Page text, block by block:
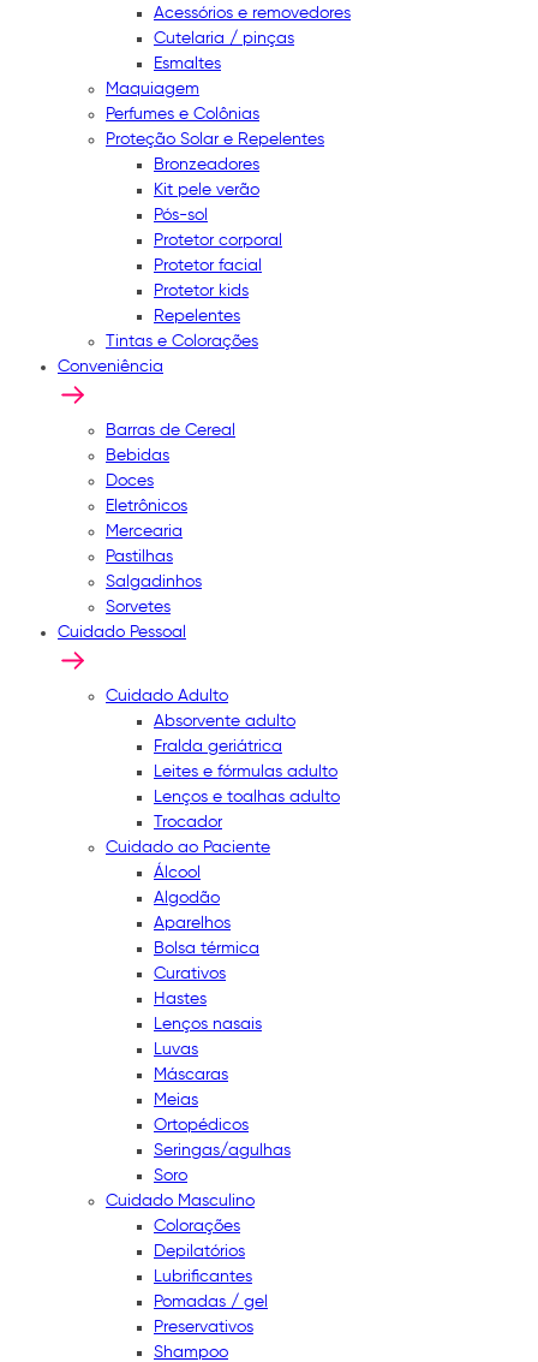
Acessórios e removedores
Cutelaria / pinças
Esmaltes
Maquiagem
Perfumes e Colônias
Proteção Solar e Repelentes
Bronzeadores
Kit pele verão
Pós-sol
Protetor corporal
Protetor facial
Protetor kids
Repelentes
Tintas e Colorações
Conveniência
Barras de Cereal
Bebidas
Doces
Eletrônicos
Mercearia
Pastilhas
Salgadinhos
Sorvetes
Cuidado Pessoal
Cuidado Adulto
Absorvente adulto
Fralda geriátrica
Leites e fórmulas adulto
Lenços e toalhas adulto
Trocador
Cuidado ao Paciente
Álcool
Algodão
Aparelhos
Bolsa térmica
Curativos
Hastes
Lenços nasais
Luvas
Máscaras
Meias
Ortopédicos
Seringas/agulhas
Soro
Cuidado Masculino
Colorações
Depilatórios
Lubrificantes
Pomadas / gel
Preservativos
Shampoo